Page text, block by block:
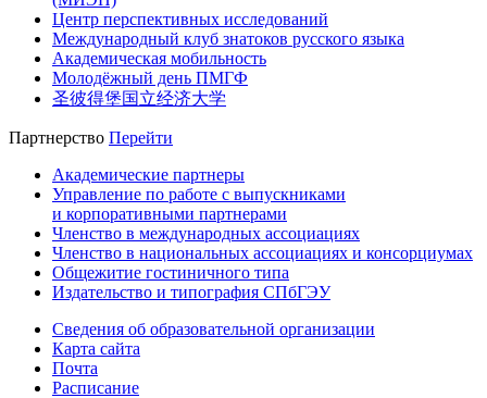
Центр перспективных исследований
Международный клуб знатоков русского языка
Академическая мобильность
Молодёжный день ПМГФ
圣彼得堡国立经济大学
Партнерство Перейти
Академические партнеры
Управление по работе с выпускниками
и корпоративными партнерами
Членство в международных ассоциациях
Членство в национальных ассоциациях и консорциумах
Общежитие гостиничного типа
Издательство и типография СПбГЭУ
Сведения об образовательной организации
Карта сайта
Почта
Расписание